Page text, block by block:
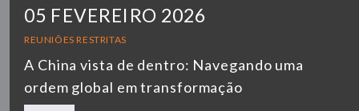
05 FEVEREIRO 2026
REUNIÕES RESTRITAS
A China vista de dentro: Navegando uma
ordem global em transformação